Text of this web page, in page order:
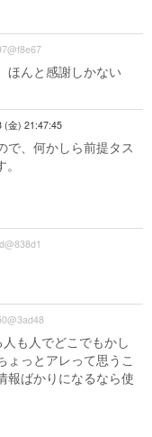
ほんと感謝しかない
(金) 21:47:45
で、何かしら前提タス
も人でどこでもかし
ょっとアレって思うこ
ばかりになるなら使